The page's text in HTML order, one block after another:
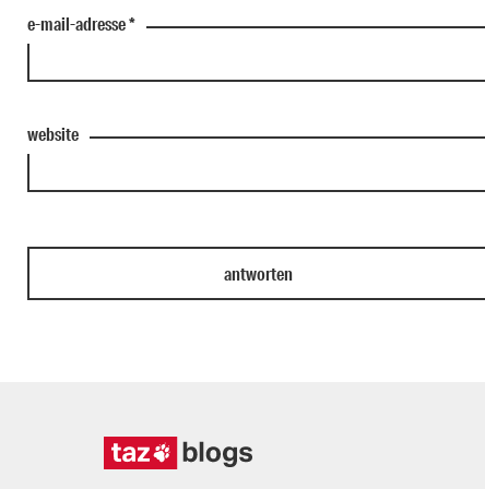
e-mail-adresse*
website